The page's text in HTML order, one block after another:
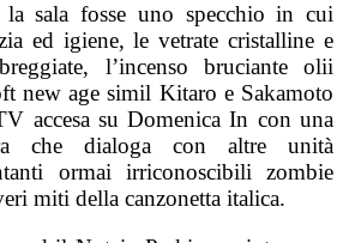
la sala fosse uno specchio in cui
ed igiene, le vetrate cristalline e
l’incenso bruciante olii
new age simil Kitaro e Sakamoto
accesa su Domenica In con una
che dialoga con altre unità
ormai irriconoscibili zombie
miti della canzonetta italica.